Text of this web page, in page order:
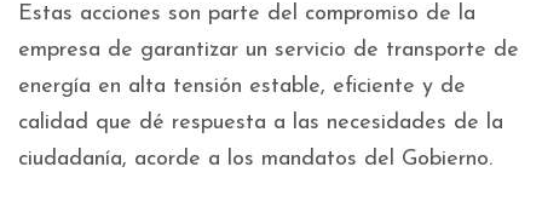
Estas acciones son parte del compromiso de la
empresa de garantizar un servicio de transporte de
energía en alta tensión estable, eficiente y de
calidad que dé respuesta a las necesidades de la
ciudadanía, acorde a los mandatos del Gobierno.